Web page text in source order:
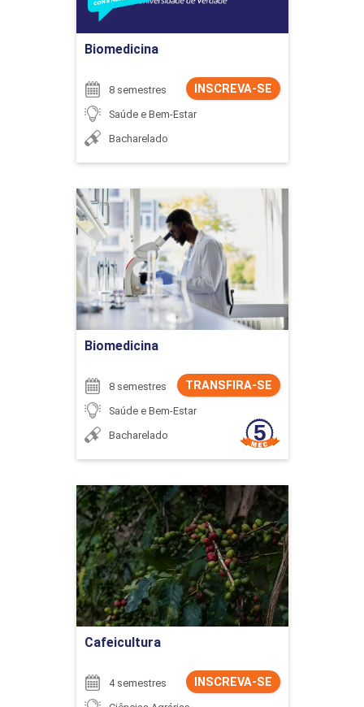
Biomedicina
INSCREVA-SE
8 semestres
Saúde e Bem-Estar
Bacharelado
Ir para Inscrição
Biomedicina
TRANSFIRA-SE
8 semestres
Saúde e Bem-Estar
Bacharelado
Biomedicina
Detalhes do curso
Ir para Inscrição
Cafeicultura
INSCREVA-SE
4 semestres
Cafeicultura
Detalhes do curso
Ir para Inscrição